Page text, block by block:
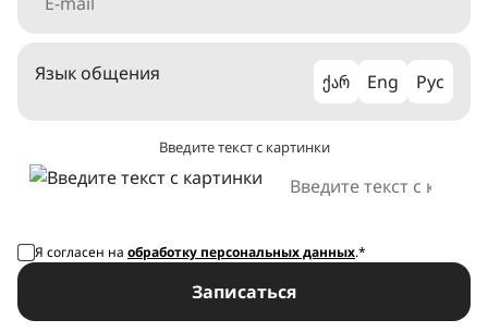
Язык общения ქარ Eng Рус
Введите текст с картинки
Я согласен на обработку персональных данных.*
Записаться